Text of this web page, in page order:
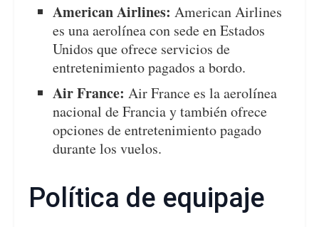
American Airlines: American Airlines
es una aerolínea con sede en Estados
Unidos que ofrece servicios de
entretenimiento pagados a bordo.
Air France: Air France es la aerolínea
nacional de Francia y también ofrece
opciones de entretenimiento pagado
durante los vuelos.
Política de equipaje